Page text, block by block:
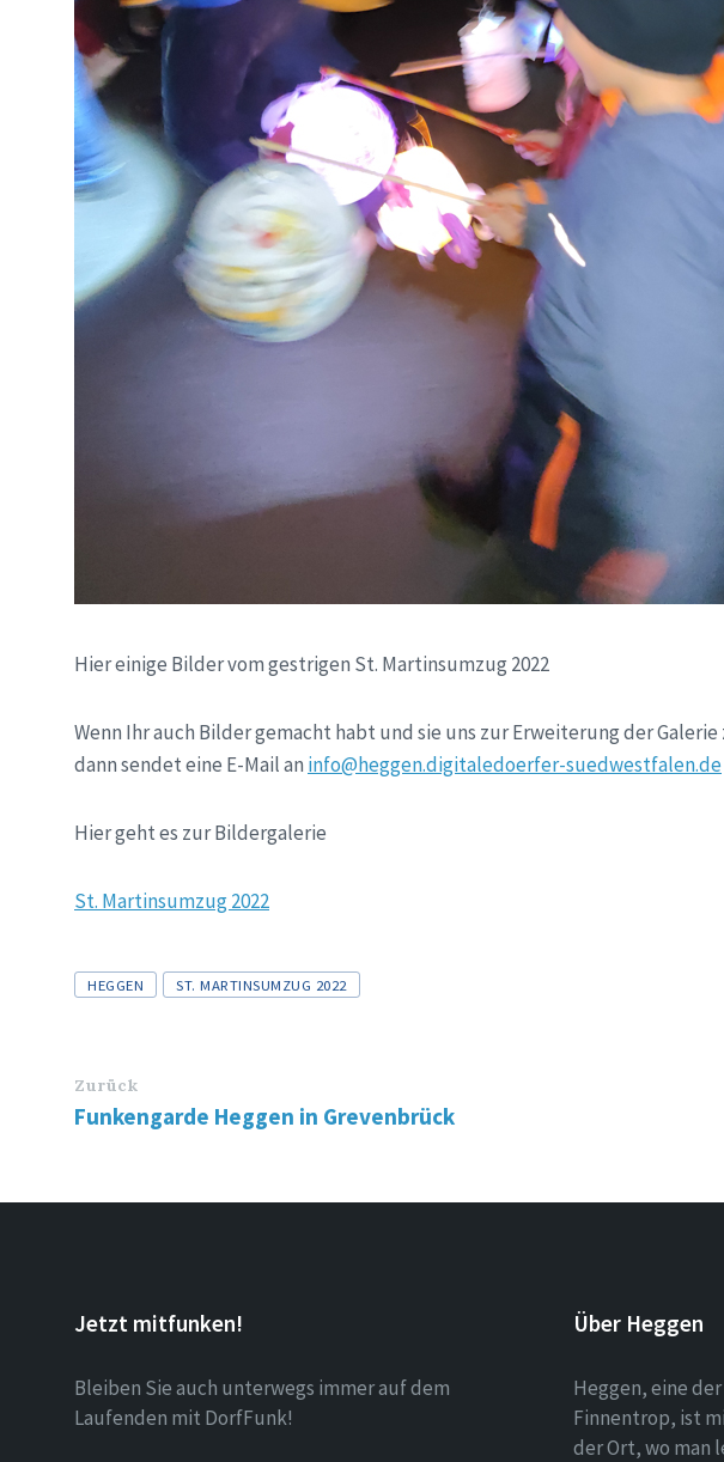
Hier einige Bilder vom gestrigen St. Martinsumzug 2022
Wenn Ihr auch Bilder gemacht habt und sie uns zur Erweiterung der
dann sendet eine E-Mail an info@heggen.digitaledoerfer-suedwestfalen.de
Hier geht es zur Bildergalerie
St. Martinsumzug 2022
Tags
HEGGEN ST. MARTINSUMZUG 2022
Zurück
Funkengarde Heggen in Grevenbrück
Jetzt mitfunken!
Bleiben Sie auch unterwegs immer auf dem
Laufenden mit DorfFunk!
Über Heggen
Heggen, eine
Finnentrop, ist
der Ort, wo man